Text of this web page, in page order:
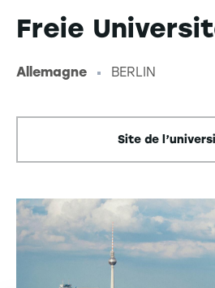
Freie
Allemagne BERLIN
Site de